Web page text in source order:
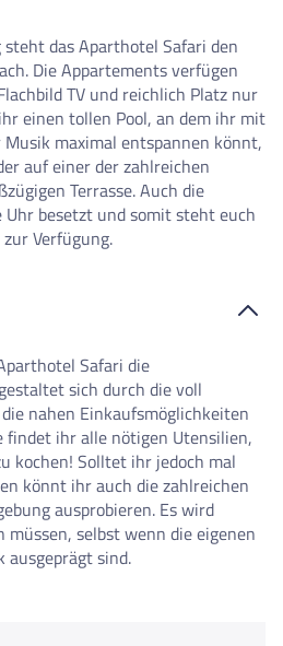
das Aparthotel Safari den
Die Appartements verfügen
TV und reichlich Platz nur
einen tollen Pool, an dem ihr mit
maximal entspannen könnt,
auf einer der zahlreichen
Terrasse. Auch die
besetzt und somit steht euch
Verfügung.
Safari die
sich durch die voll
nahen Einkaufsmöglichkeiten
findet ihr alle nötigen Utensilien,
kochen! Solltet ihr jedoch mal
könnt ihr auch die zahlreichen
ausprobieren. Es wird
selbst wenn die eigenen
ausgeprägt sind.